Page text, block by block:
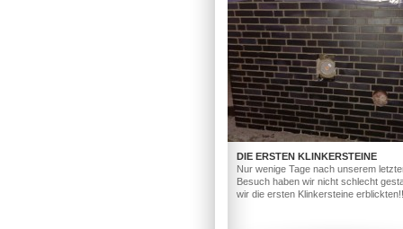
DIE ERSTEN KLINKERSTEINE
Nur wenige Tage nach unserem
Besuch haben wir nicht schlecht
wir die ersten Klinkersteine